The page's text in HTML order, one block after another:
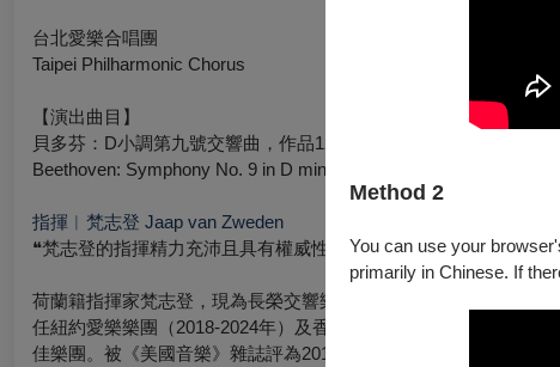
Method 2
You can use your
primarily in Chinese. If
台北愛樂合唱團
Taipei Philharmonic Chorus
【演出曲目】
貝多芬：D小調第九號交響曲，作品
Beethoven: Symphony No. 9 in D minor, Op. 125
指揮︱梵志登 Jaap van Zweden
❝梵志登的指揮精力充沛且具有權威性，將音樂家們的才華發揮得
荷蘭籍指揮家梵志登，現為長榮交響樂團駐團藝術家、首爾愛樂
任紐約愛樂樂團（2018-2024年）及香港管弦樂團音樂總監（
佳樂團。被《美國音樂》雜誌評為2012年度最佳指揮，並在2018